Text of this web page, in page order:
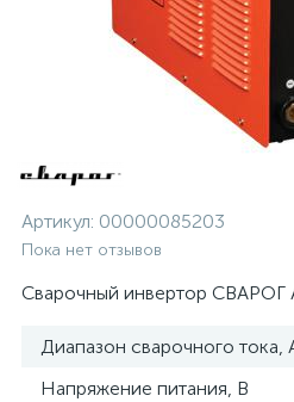
Артикул: 00000085203
Пока нет отзывов
Сварочный инвертор СВАРОГ
Диапазон сварочного тока,
Напряжение питания, В